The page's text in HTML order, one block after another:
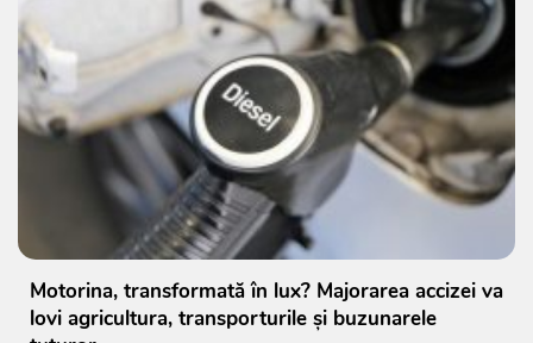
Motorina, transformată în lux? Majorarea accizei va
lovi agricultura, transporturile și buzunarele